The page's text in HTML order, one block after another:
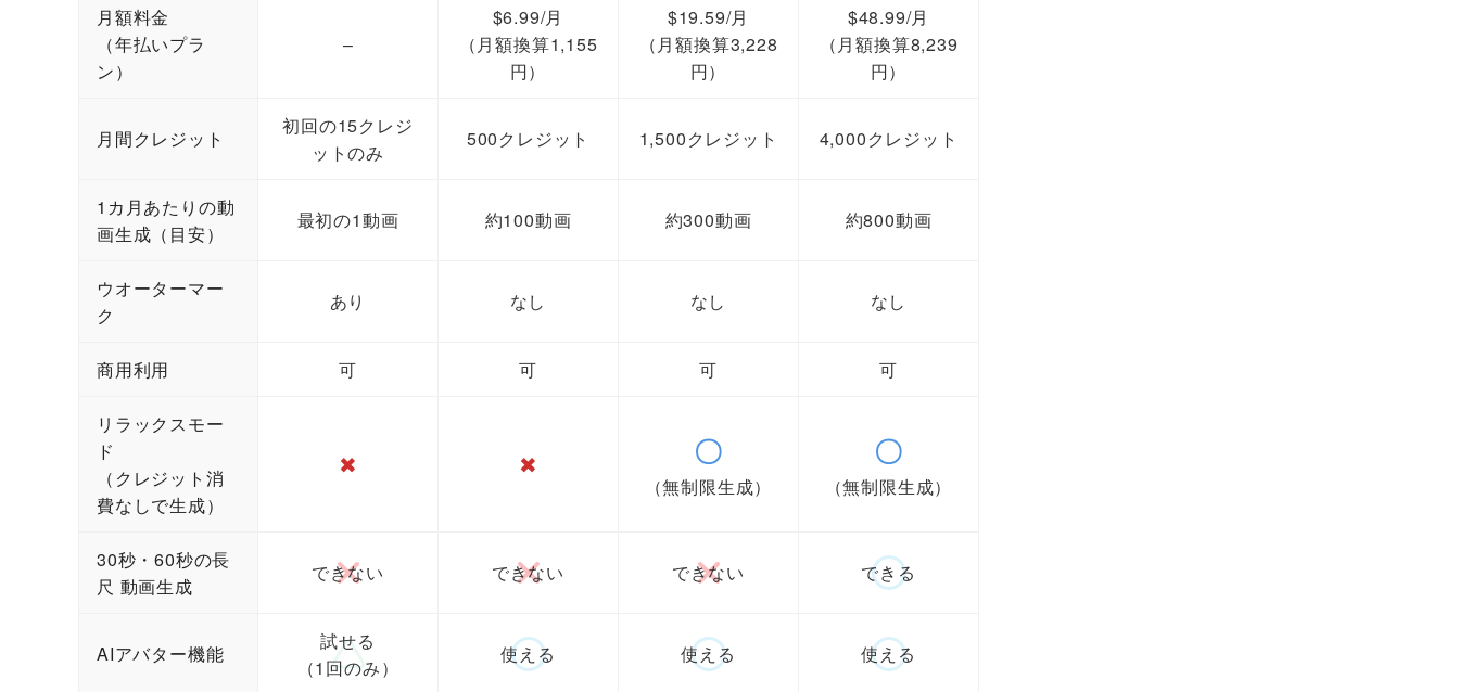
月額料金
（年払いプラ
ン）
–
$6.99/月
（月額換算1,155
円）
$19.59/月
（月額換算3,228
円）
$48.99/月
（月額換算8,239
円）
月間クレジット
初回の15クレジ
ットのみ
500クレジット 1,500クレジット 4,000クレジット
1カ月あたりの動
画生成（目安）
最初の1動画 約100動画 約300動画 約800動画
ウオーターマー
ク
あり なし なし なし
商用利用 可 可 可 可
リラックスモー
ド
（クレジット消
費なしで生成）
✖ ✖ 〇
（無制限生成）
〇
（無制限生成）
30秒・60秒の長
尺 動画生成
できない できない できない できる
AIアバター機能
試せる
（1回のみ）
使える 使える 使える